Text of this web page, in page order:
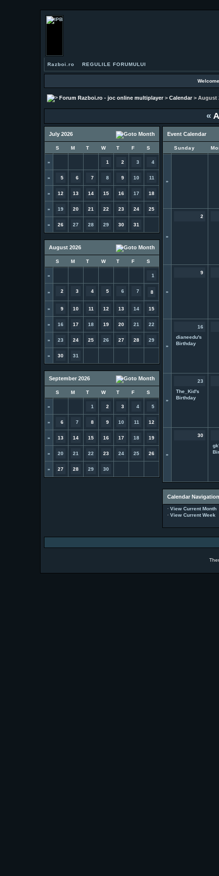
Razboi.ro REGULILE FORUMULUI
Forum Razboi.ro - joc online multiplayer> Calendar> August
«
July 2026
S M T W T F S
» 1 2 3 4
» 5 6 7 8 9 10 11
» 12 13 14 15 16 17 18
» 19 20 21 22 23 24 25
» 26 27 28 29 30 31
August 2026
S M T W T F S
» 1
» 2 3 4 5 6 7 8
» 9 10 11 12 13 14 15
» 16 17 18 19 20 21 22
» 23 24 25 26 27 28 29
» 30 31
September 2026
S M T W T F S
» 1 2 3 4 5
» 6 7 8 9 10 11 12
» 13 14 15 16 17 18 19
» 20 21 22 23 24 25 26
» 27 28 29 30
Event Calendar
Sunday
»
»
2
»
9
»
16
dianeedu's
Birthday
»
23
The_Kid's
Birthday
»
30
Calendar Navigation
· View Current Month
· View Current Week